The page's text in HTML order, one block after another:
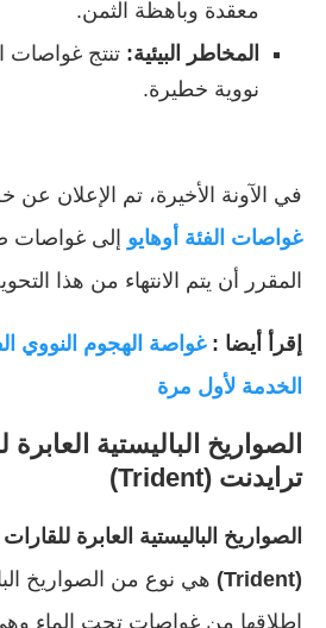
معقدة وباهظة الثمن.
المخاطر البيئية: تنتج غواصات
نووية خطيرة.
في الآونة الأخيرة، تم الإعلان عن
غواصات الفئة أوهايو إلى غواصات
المقرر أن يتم الانتهاء من هذا التحويل
إقرأ أيضا :غواصة الهجوم النووي
الخدمة لأول مرة
الصواريخ الباليستية العابرة
ترايدنت (Trident)
(Trident)
هي نوع من الصواريخ
إطلاقها من غواصات تحت الماء وهي